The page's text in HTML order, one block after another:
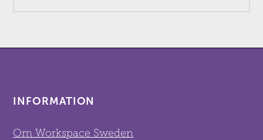
INFORMATION
Om Workspace Sweden